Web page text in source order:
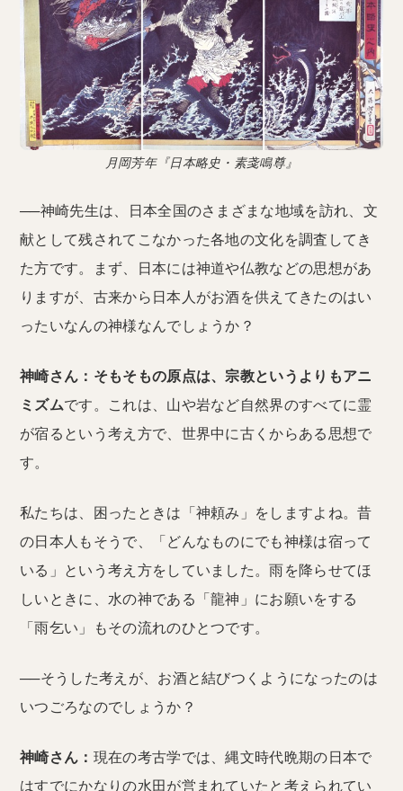
月岡芳年『日本略史・素戔鳴尊』
──神崎先生は、日本全国のさまざまな地域を訪れ、文
献として残されてこなかった各地の文化を調査してき
た方です。まず、日本には神道や仏教などの思想があ
りますが、古来から日本人がお酒を供えてきたのはい
ったいなんの神様なんでしょうか？
神崎さん： そもそもの原点は、宗教というよりもアニ
ミズムです。これは、山や岩など自然界のすべてに霊
が宿るという考え方で、世界中に古くからある思想で
す。
私たちは、困ったときは「神頼み」をしますよね。昔
の日本人もそうで、「どんなものにでも神様は宿って
いる」という考え方をしていました。雨を降らせてほ
しいときに、水の神である「龍神」にお願いをする
「雨乞い」もその流れのひとつです。
──そうした考えが、お酒と結びつくようになったのは
いつごろなのでしょうか？
神崎さん： 現在の考古学では、縄文時代晩期の日本で
はすでにかなりの水田が営まれていたと考えられてい